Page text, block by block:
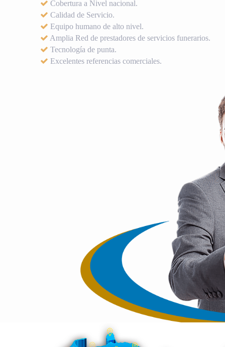
Cobertura a Nivel nacional.
Calidad de Servicio.
Equipo humano de alto nivel.
Amplia Red de prestadores de servicios funerarios.
Tecnología de punta.
Excelentes referencias comerciales.